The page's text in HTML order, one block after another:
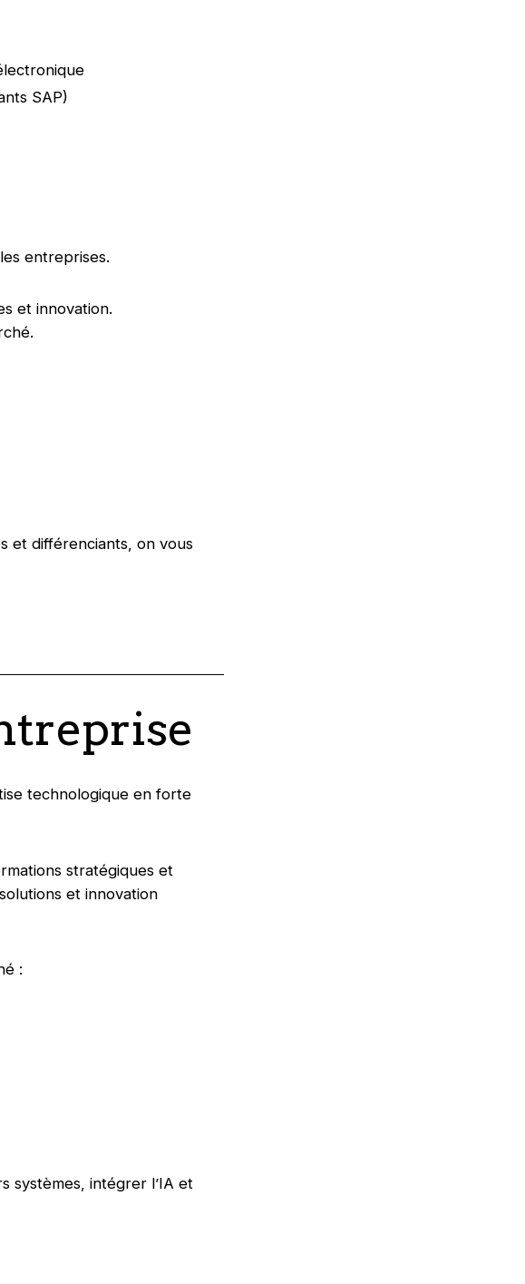
SAP)
entreprises.
et innovation.
et différenciants, on vous
technologique en forte
stratégiques et
et innovation
:
systèmes, intégrer l’IA et